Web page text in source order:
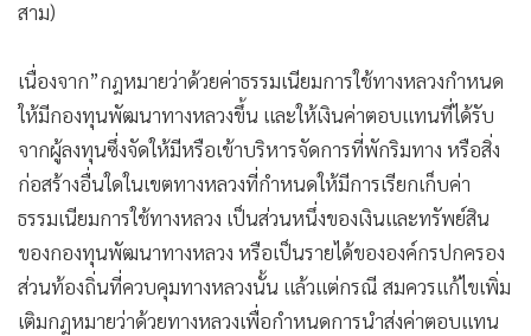
สาม)
เนื่องจาก”กฎหมายว่าด้วยค่าธรรมเนียมการใช้ทางหลวงกำหนด
ให้มีกองทุนพัฒนาทางหลวงขึ้น และให้เงินค่าตอบแทนที่ได้รับ
จากผู้ลงทุนซึ่งจัดให้มีหรือเข้าบริหารจัดการที่พักริมทาง หรือสิ่ง
ก่อสร้างอื่นใดในเขตทางหลวงที่กำหนดให้มีการเรียกเก็บค่า
ธรรมเนียมการใช้ทางหลวง เป็นส่วนหนึ่งของเงินและทรัพย์สิน
ของกองทุนพัฒนาทางหลวง หรือเป็นรายได้ขององค์กรปกครอง
ส่วนท้องถิ่นที่ควบคุมทางหลวงนั้น แล้วแต่กรณี สมควรแก้ไขเพิ่ม
เติมกฎหมายว่าด้วยทางหลวงเพื่อกำหนดการนำส่งค่าตอบแทน